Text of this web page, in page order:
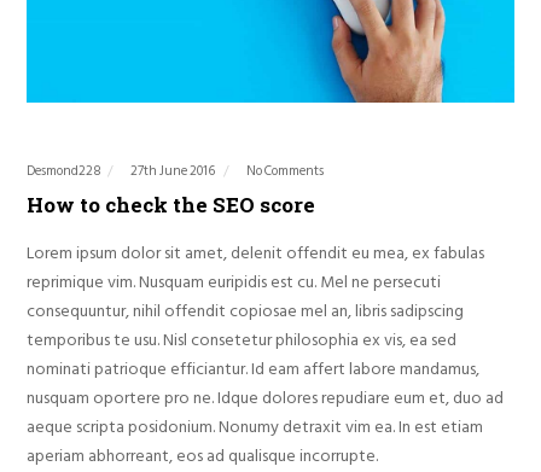
Desmond228 27th June 2016 No Comments
How to check the SEO score
Lorem ipsum dolor sit amet, delenit offendit eu mea, ex fabulas
reprimique vim. Nusquam euripidis est cu. Mel ne persecuti
consequuntur, nihil offendit copiosae mel an, libris sadipscing
temporibus te usu. Nisl consetetur philosophia ex vis, ea sed
nominati patrioque efficiantur. Id eam affert labore mandamus,
nusquam oportere pro ne. Idque dolores repudiare eum et, duo ad
aeque scripta posidonium. Nonumy detraxit vim ea. In est etiam
aperiam abhorreant, eos ad qualisque incorrupte.